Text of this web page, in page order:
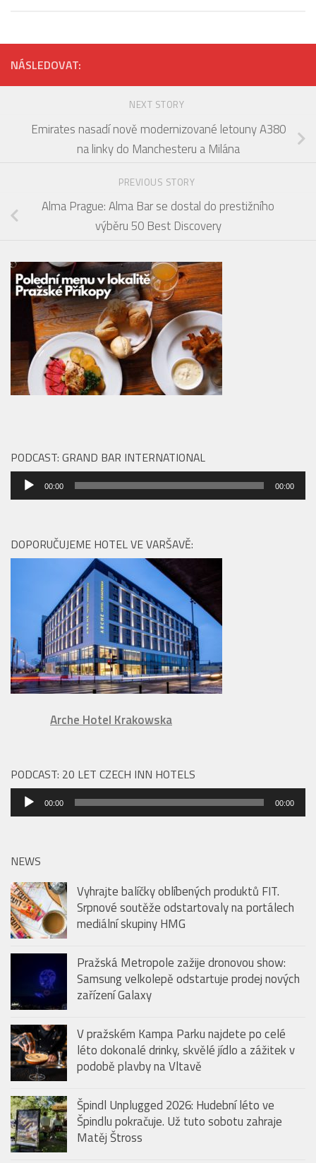
NÁSLEDOVAT:
NEXT STORY
Emirates nasadí nově modernizované letouny A380
na linky do Manchesteru a Milána
PREVIOUS STORY
Alma Prague: Alma Bar se dostal do prestižního
výběru 50 Best Discovery
PODCAST: GRAND BAR INTERNATIONAL
Audio
přehrávač
00:00 00:00
DOPORUČUJEME HOTEL VE VARŠAVĚ:
Arche Hotel Krakowska
PODCAST: 20 LET CZECH INN HOTELS
Audio
přehrávač
00:00 00:00
NEWS
Vyhrajte balíčky oblíbených produktů FIT.
Srpnové soutěže odstartovaly na portálech
mediální skupiny HMG
Pražská Metropole zažije dronovou show:
Samsung velkolepě odstartuje prodej nových
zařízení Galaxy
V pražském Kampa Parku najdete po celé
léto dokonalé drinky, skvělé jídlo a zážitek v
podobě plavby na Vltavě
Špindl Unplugged 2026: Hudební léto ve
Špindlu pokračuje. Už tuto sobotu zahraje
Matěj Štross